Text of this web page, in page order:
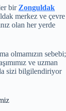
bir Zonguldak
merkez ve çevre
olan her yerde
olmamızın sebebi;
ve uzman
sizi bilgilendiriyor